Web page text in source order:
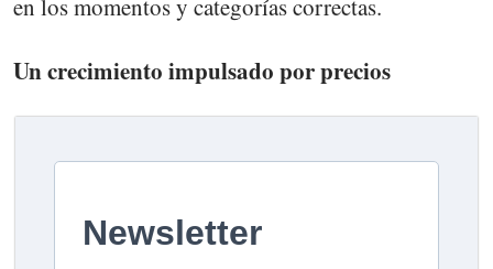
Un crecimiento impulsado por precios